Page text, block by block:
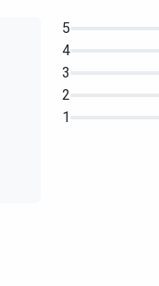
5
4
3
2
1